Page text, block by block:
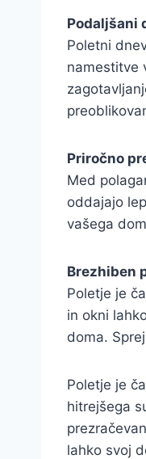
Podaljšani
Poletni
namestitve
Priročno
Med
oddajajo
vašega
Brezhiben
Poletje je
in okni
doma.
Poletje je
hitrejšega
lahko svoj